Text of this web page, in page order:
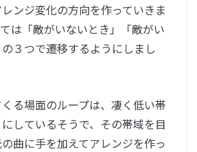
ンジ変化の方向を作っていきま
は「敵がいないとき」「敵がい
３つで遷移するようにしまし
る場面のループは、凄く低い帯
しているそうで、その帯域を目
曲に手を加えてアレンジを作っ